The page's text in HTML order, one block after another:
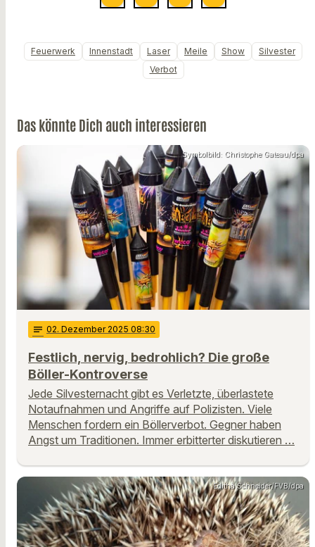
Feuerwerk Innenstadt Laser Meile Show
Silvester
Verbot
Das könnte Dich auch interessieren
Symbolbild: Christophe Gateau/dpa
notes 02. Dezember 2025 08:30
Festlich, nervig, bedrohlich? Die große
Böller-Kontroverse
Jede Silvesternacht gibt es Verletzte, überlastete
Notaufnahmen und Angriffe auf Polizisten. Viele
Menschen fordern ein Böllerverbot. Gegner haben
Angst um Traditionen. Immer erbitterter diskutieren …
Editha Schneider/FVB/dpa